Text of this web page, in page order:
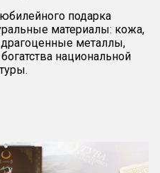
подарка
материалы: кожа,
металлы,
национальной